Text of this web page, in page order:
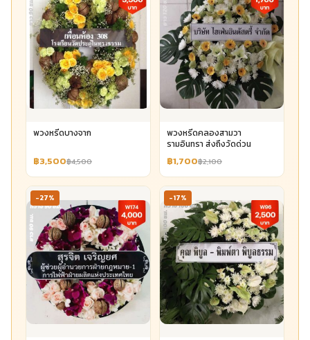
พวงหรีดบางจาก
฿3,500฿4,500
พวงหรีดคลองสามวา
รามอินทรา ส่งถึงวัดด่วน
฿1,700฿2,100
-27% -17%